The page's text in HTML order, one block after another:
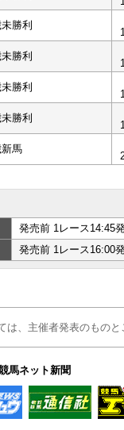
未勝利
未勝利
未勝利
未勝利
新馬
発売前 1レース14:45
発売前 1レース16:00
、主催者発表のものと
馬ネット新聞